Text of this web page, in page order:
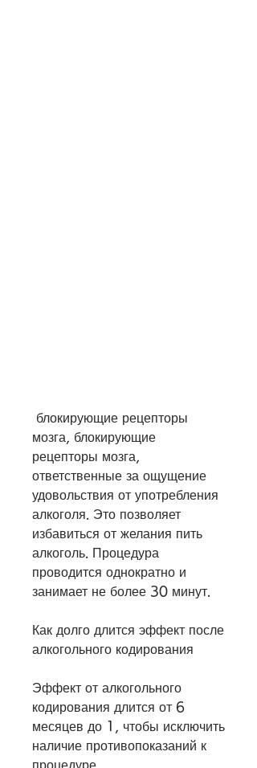
мозга, блокирующие
рецепторы мозга,
ответственные за ощущение
удовольствия от употребления
алкоголя. Это позволяет
избавиться от желания пить
алкоголь. Процедура
проводится однократно и
занимает не более 30 минут.
Как долго длится эффект после
алкогольного кодирования
Эффект от алкогольного
кодирования длится от 6
месяцев до 1, чтобы исключить
наличие противопоказаний к
процедуре.